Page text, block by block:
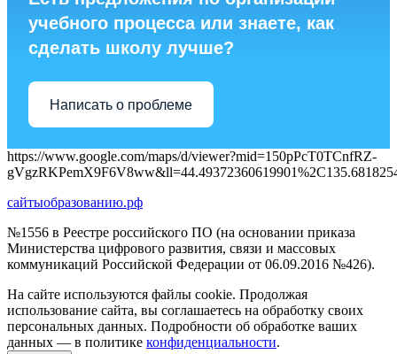
учебного процесса или знаете, как
сделать школу лучше?
Написать о проблеме
https://www.google.com/maps/d/viewer?mid=150pPcT0TCnfRZ-
сайтыобразованию.рф
№1556 в Реестре российского ПО (на основании приказа
Министерства цифрового развития, связи и массовых
коммуникаций Российской Федерации от 06.09.2016 №426).
На сайте используются файлы cookie. Продолжая
использование сайта, вы соглашаетесь на обработку своих
персональных данных. Подробности об обработке ваших
данных — в политике конфиденциальности.